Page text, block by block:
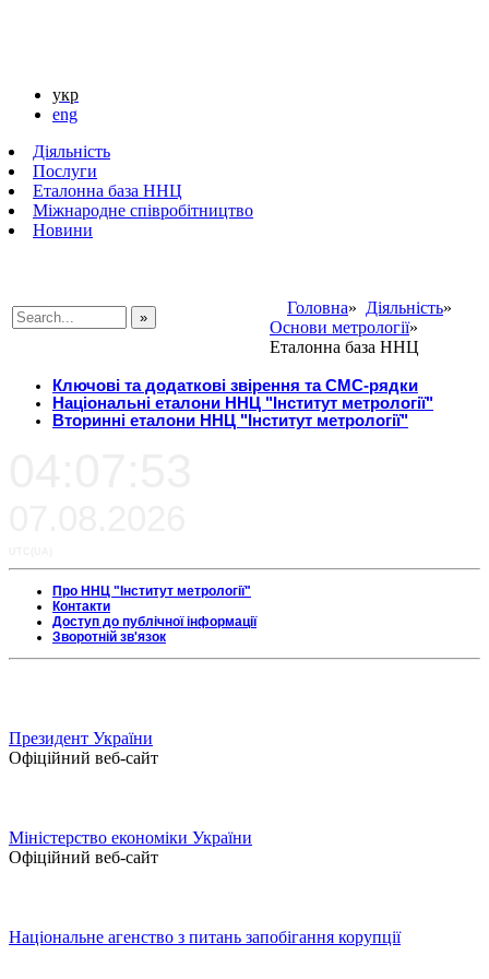
укр
eng
Діяльність
Послуги
Еталонна база ННЦ
Міжнародне співробітництво
Новини
Головна» Діяльність»
Основи метрології»
Еталонна база ННЦ
Ключові та додаткові звірення та СМС-рядки
Національні еталони ННЦ "Інститут метрології"
Вторинні еталони ННЦ "Інститут метрології"
Про ННЦ "Інститут метрології"
Контакти
Доступ до публічної інформації
Зворотній зв'язок
Президент України
Офіційний веб-сайт
Міністерство економіки України
Офіційний веб-сайт
Національне агенство з питань запобігання корупції